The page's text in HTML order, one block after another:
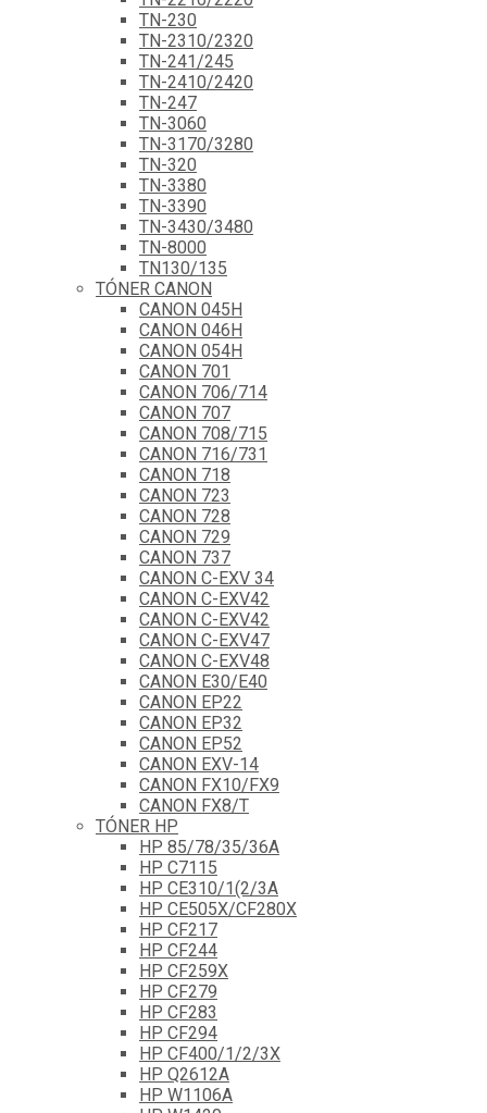
TN-230
TN-2310/2320
TN-241/245
TN-2410/2420
TN-247
TN-3060
TN-3170/3280
TN-320
TN-3380
TN-3390
TN-3430/3480
TN-8000
TN130/135
TÓNER CANON
CANON 045H
CANON 046H
CANON 054H
CANON 701
CANON 706/714
CANON 707
CANON 708/715
CANON 716/731
CANON 718
CANON 723
CANON 728
CANON 729
CANON 737
CANON C-EXV 34
CANON C-EXV42
CANON C-EXV42
CANON C-EXV47
CANON C-EXV48
CANON E30/E40
CANON EP22
CANON EP32
CANON EP52
CANON EXV-14
CANON FX10/FX9
CANON FX8/T
TÓNER HP
HP 85/78/35/36A
HP C7115
HP CE310/1(2/3A
HP CE505X/CF280X
HP CF217
HP CF244
HP CF259X
HP CF279
HP CF283
HP CF294
HP CF400/1/2/3X
HP Q2612A
HP W1106A